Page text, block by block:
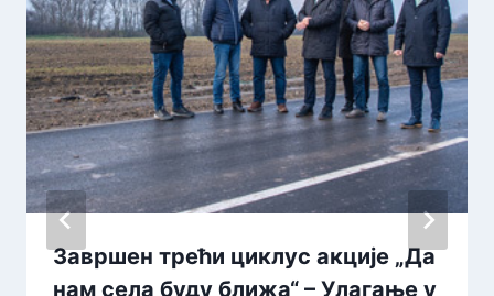
Завршен трећи циклус акције „Да
нам села буду ближа“ – Улагање у